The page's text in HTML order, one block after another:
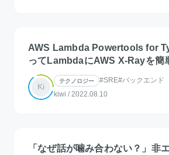
AWS Lambda Powertools for
ってLambdaにAWS X-Rayを簡
Ki
テクノロジー #SRE#バックエンド
kiwi / 2022.08.10
「なぜ話が噛み合わない？」非